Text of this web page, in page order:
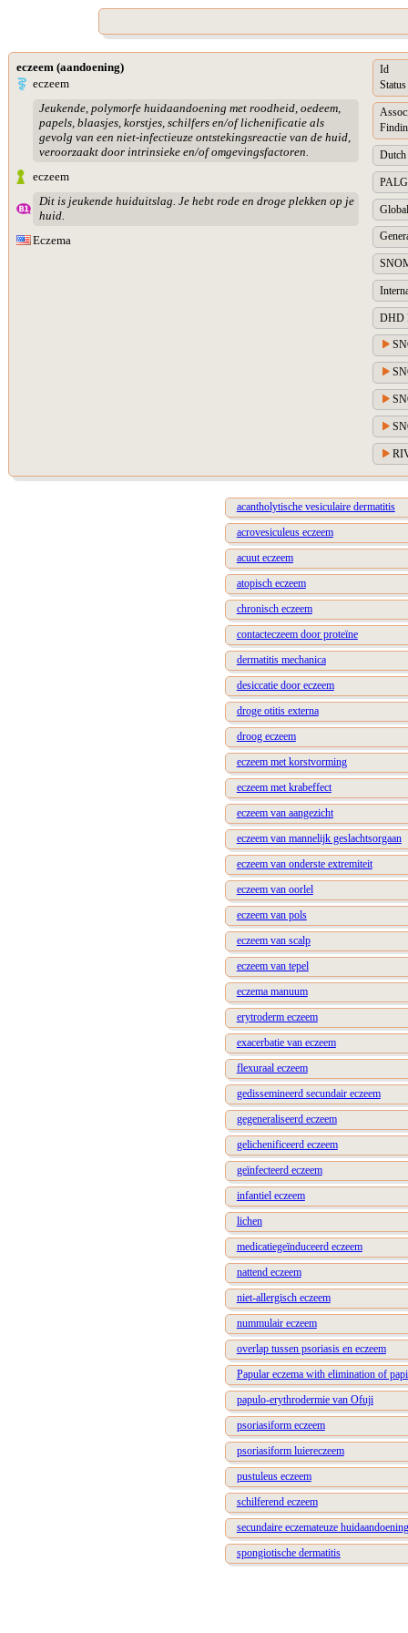
eczeem (aandoening)
eczeem
Jeukende, polymorfe huidaandoening met roodheid, oedeem,
papels, blaasjes, korstjes, schilfers en/of lichenificatie als
gevolg van een niet-infectieuze ontstekingsreactie van de huid,
veroorzaakt door intrinsieke en/of omgevingsfactoren.
eczeem
Dit is jeukende huiduitslag. Je hebt rode en droge plekken op je
huid.
Eczema
Id
Status
Dutch
DHD
acantholytische vesiculaire dermatitis
acrovesiculeus eczeem
acuut eczeem
atopisch eczeem
chronisch eczeem
contacteczeem door proteïne
dermatitis mechanica
desiccatie door eczeem
droge otitis externa
droog eczeem
eczeem met korstvorming
eczeem met krabeffect
eczeem van aangezicht
eczeem van mannelijk geslachtsorgaan
eczeem van onderste extremiteit
eczeem van oorlel
eczeem van pols
eczeem van scalp
eczeem van tepel
eczema manuum
erytroderm eczeem
exacerbatie van eczeem
flexuraal eczeem
gedissemineerd secundair eczeem
gegeneraliseerd eczeem
gelichenificeerd eczeem
geïnfecteerd eczeem
infantiel eczeem
lichen
medicatiegeïnduceerd eczeem
nattend eczeem
niet-allergisch eczeem
nummulair eczeem
overlap tussen psoriasis en eczeem
Papular eczema with elimination of
papulo-erythrodermie van Ofuji
psoriasiform eczeem
psoriasiform luiereczeem
pustuleus eczeem
schilferend eczeem
secundaire eczemateuze huidaandoening
spongiotische dermatitis